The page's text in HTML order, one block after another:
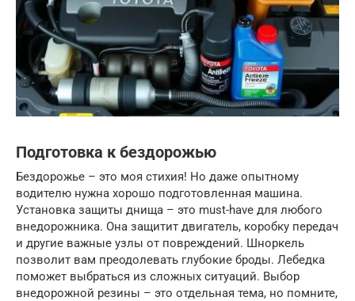
Подготовка к бездорожью
Бездорожье – это моя стихия! Но даже опытному
водителю нужна хорошо подготовленная машина.
Установка защиты днища – это must-have для любого
внедорожника. Она защитит двигатель, коробку передач
и другие важные узлы от повреждений. Шноркель
позволит вам преодолевать глубокие броды. Лебедка
поможет выбраться из сложных ситуаций. Выбор
внедорожной резины – это отдельная тема, но помните,